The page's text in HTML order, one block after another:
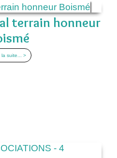
terrain honneur
la suite... >